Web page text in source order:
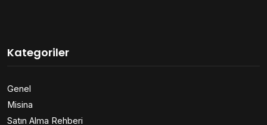
Kategoriler
Genel
Misina
Satın Alma Rehberi